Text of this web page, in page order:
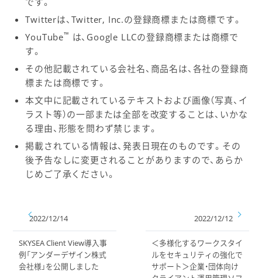
Twitterは、Twitter, Inc.の登録商標または商標です。
YouTube™ は、Google LLCの登録商標または商標で
す。
その他記載されている会社名、商品名は、各社の登録商
標または商標です。
本文中に記載されているテキストおよび画像（写真、イ
ラスト等）の一部または全部を改変することは、いかな
る理由、形態を問わず禁じます。
掲載されている情報は、発表日現在のものです。その
後予告なしに変更されることがありますので、あらか
じめご了承ください。
2022/12/14
SKYSEA Client View導入事
例「アンダーデザイン株式
会社様」を公開しました
2022/12/12
＜多様化するワークスタイ
ルをセキュリティの強化で
サポート＞企業・団体向け